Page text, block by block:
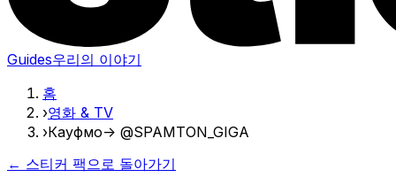
Guides우리의 이야기
홈
›영화 & TV
›Кауфмо-> @SPAMTON_GIGA
← 스티커 팩으로 돌아가기